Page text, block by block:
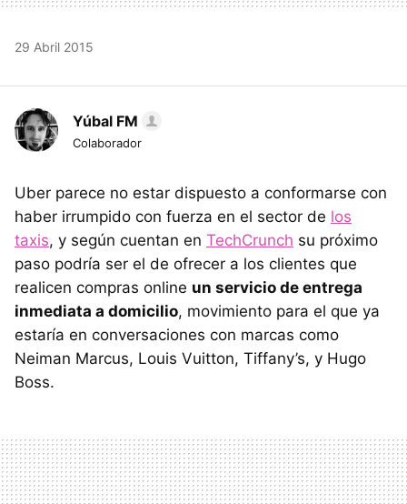
29 Abril 2015
Yúbal FM
Colaborador
Uber parece no estar dispuesto a conformarse con
haber irrumpido con fuerza en el sector de los
taxis, y según cuentan en TechCrunch su próximo
paso podría ser el de ofrecer a los clientes que
realicen compras online un servicio de entrega
inmediata a domicilio, movimiento para el que ya
estaría en conversaciones con marcas como
Neiman Marcus, Louis Vuitton, Tiffany’s, y Hugo
Boss.